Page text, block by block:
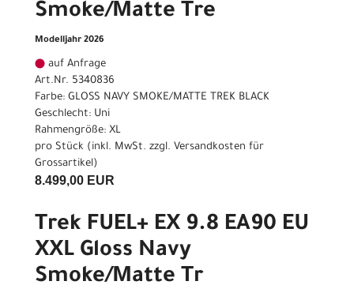
Smoke/Matte Tre
Modelljahr 2026
auf Anfrage
Art.Nr. 5340836
Farbe: GLOSS NAVY SMOKE/MATTE TREK BLACK
Geschlecht: Uni
Rahmengröße: XL
pro Stück (inkl. MwSt. zzgl. Versandkosten für
Grossartikel)
8.499,00 EUR
Trek FUEL+ EX 9.8 EA90 EU
XXL Gloss Navy
Smoke/Matte Tr